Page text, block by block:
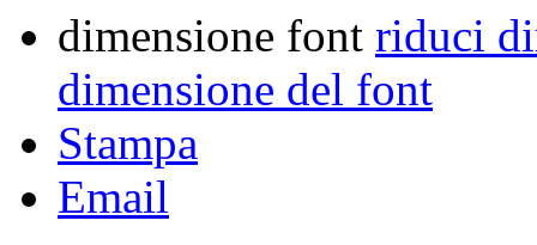
dimensione font riduci
dimensione del font
Stampa
Email